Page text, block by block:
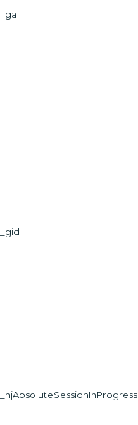
_ga
_gid
_hjAbsoluteSessionInProgress